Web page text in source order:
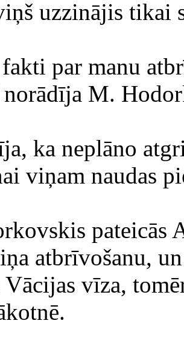
uzzinājis tikai
par manu
M.
ka neplāno
viņam naudas
pateicās
atbrīvošanu,
vīza,